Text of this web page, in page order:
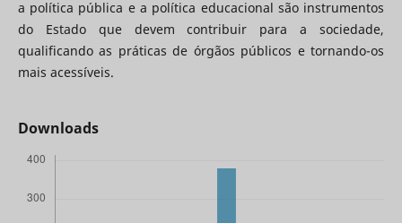
a política pública e a política educacional são instrumentos
do Estado que devem contribuir para a sociedade,
qualificando as práticas de órgãos públicos e tornando-os
mais acessíveis.
Downloads